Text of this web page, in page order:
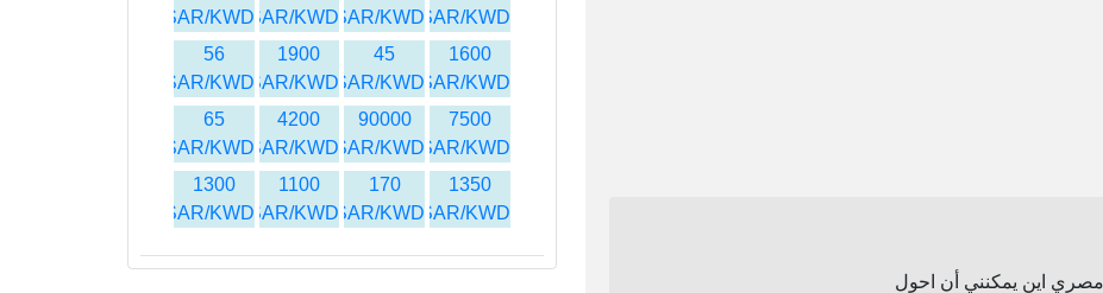
SAR/KWD
SAR/KWD
SAR/KWD
SAR/KWD
1600
SAR/KWD
45
SAR/KWD
1900
SAR/KWD
56
SAR/KWD
7500
SAR/KWD
90000
SAR/KWD
4200
SAR/KWD
65
SAR/KWD
1350
SAR/KWD
170
SAR/KWD
1100
SAR/KWD
1300
SAR/KWD